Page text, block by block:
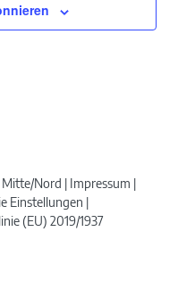
Mitte/Nord
Impressum
Einstellungen
(EU) 2019/1937